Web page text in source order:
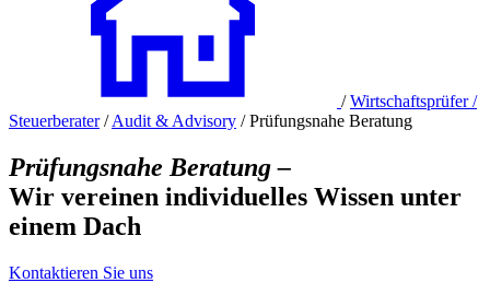
/ Wirtschaftsprüfer /
Steuerberater / Audit & Advisory / Prüfungsnahe Beratung
Prüfungsnahe Beratung –
Wir vereinen individuelles Wissen unter
einem Dach
Kontaktieren Sie uns